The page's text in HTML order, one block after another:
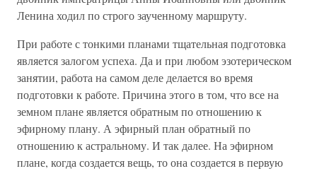
Ленина ходил по строго заученному маршруту.
При работе с тонкими планами тщательная подготовка
является залогом успеха. Да и при любом эзотерическом
занятии, работа на самом деле делается во время
подготовки к работе. Причина этого в том, что все на
земном плане является обратным по отношению к
эфирному плану. А эфирный план обратный по
отношению к астральному. И так далее. На эфирном
плане, когда создается вещь, то она создается в первую